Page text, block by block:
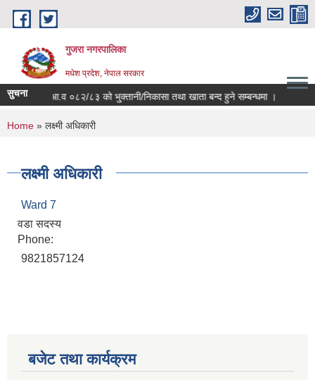
Skip to main content
गुजरा नगरपालिका
मधेश प्रदेश, नेपाल सरकार
सुचना आ.व ०८२/८३ को भु्क्तानी/निकासा तथा खाता बन्द हुने सम्बन्धमा ।
You are here
Home » लक्ष्मी अधिकारी
लक्ष्मी अधिकारी
Ward 7
वडा सदस्य
Phone:
9821857124
बजेट तथा कार्यक्रम